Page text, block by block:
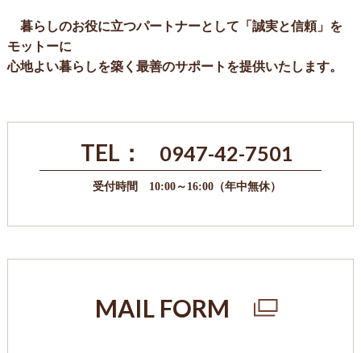
暮らしのお役に立つパートナーとして「誠実と信頼」を
モットーに
心地よい暮らしを築く最善のサポートを提供いたします。
TEL： 0947-42-7501
受付時間 10:00～16:00（年中無休）
MAIL FORM